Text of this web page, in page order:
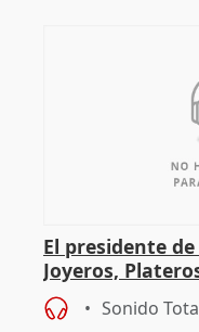
El presidente
Joyeros,
Córdoba celebra
Sonido